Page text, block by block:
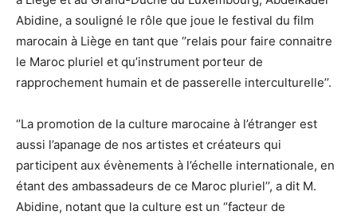
Abidine, a souligné le rôle que joue le festival du film
marocain à Liège en tant que ‘’relais pour faire connaitre
le Maroc pluriel et qu’instrument porteur de
rapprochement humain et de passerelle interculturelle’’.
‘’La promotion de la culture marocaine à l’étranger est
aussi l’apanage de nos artistes et créateurs qui
participent aux évènements à l’échelle internationale, en
étant des ambassadeurs de ce Maroc pluriel’’, a dit M.
Abidine, notant que la culture est un ‘’facteur de